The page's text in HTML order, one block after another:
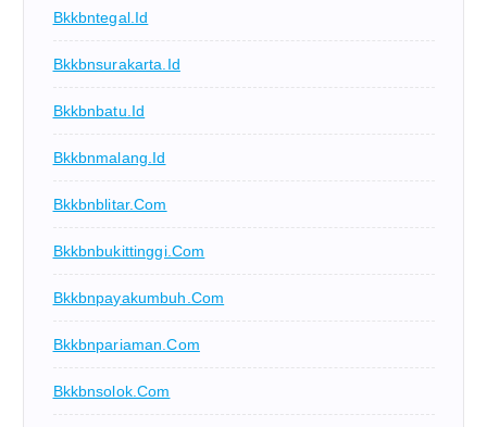
Bkkbntegal.id
Bkkbnsurakarta.id
Bkkbnbatu.id
Bkkbnmalang.id
Bkkbnblitar.com
Bkkbnbukittinggi.com
Bkkbnpayakumbuh.com
Bkkbnpariaman.com
Bkkbnsolok.com